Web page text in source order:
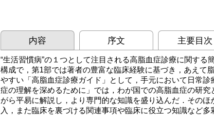
内容 序文 主要目次
“生活習慣病”の１つとして注目される高脂血症診療に関す
構成で，第1部では著者の豊富な臨床経験に基づき，あえて
やすい「高脂血症診療ガイド」として，手元において日常
症の理解を深めるために」では，わが国での高脂血症の研
がら平易に解説し，より専門的な知識を盛り込んだ．その
入，また臨床を裏づける関連事項や臨床に役立つ知識など